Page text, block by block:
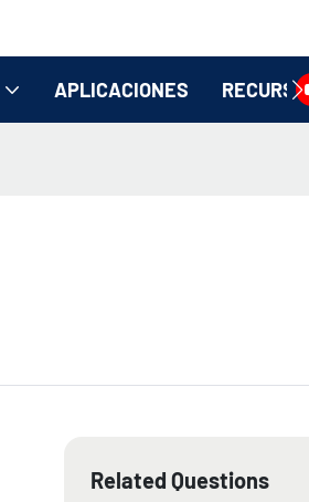
APLICACIONES RECURSO
Related Questions